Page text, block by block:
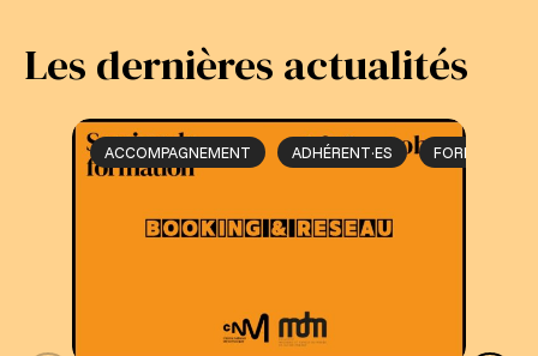
Les dernières actualités
ACCOMPAGNEMENT ADHÉRENT·ES FORMATION